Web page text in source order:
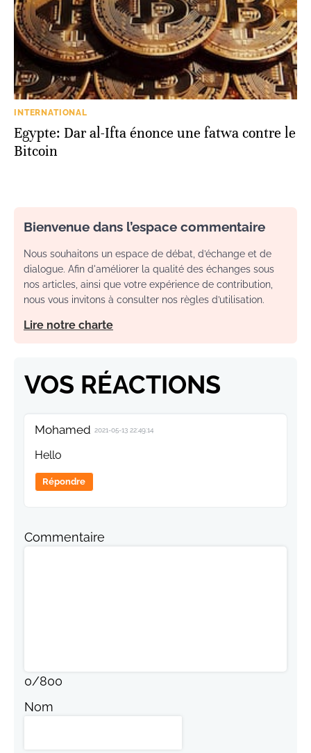
INTERNATIONAL
Egypte: Dar al-Ifta énonce une fatwa contre le
Bitcoin
Bienvenue dans l’espace commentaire
Nous souhaitons un espace de débat, d’échange et de
dialogue. Afin d'améliorer la qualité des échanges sous
nos articles, ainsi que votre expérience de contribution,
nous vous invitons à consulter nos règles d’utilisation.
Lire notre charte
VOS RÉACTIONS
Mohamed 2021-05-13 22:49:14
Hello
Répondre
Commentaire
0/800
Nom